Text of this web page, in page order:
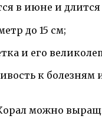
в июне и длится
до 15 см;
и его
к болезням
можно